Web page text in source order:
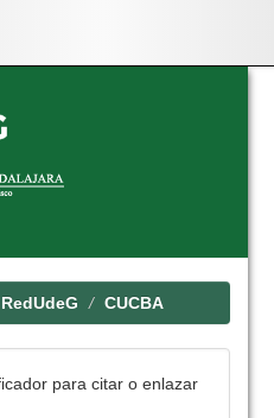
CUCBA
para citar o enlazar